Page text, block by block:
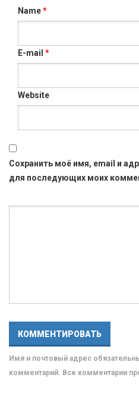
Name*
E-mail *
Website
Сохранить моё имя, email и
для последующих моих
Имя и почтовый адрес
комментарий. Все комментарии